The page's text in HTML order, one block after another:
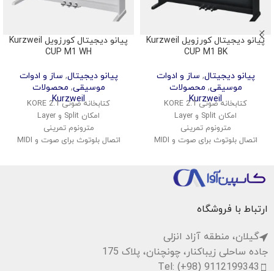
پیانو دیجیتال کورزویل Kurzweil
CUP M1 BK
پیانو دیجیتال, ساز و ادوات
موسیقی, محصولات
Kurzweil
کتابخانه صوتی KORE 2.1
امکان Split و Layer
مترونوم تمرینی
اتصال بلوتوث برای صوت و MIDI
کنترل پنل ساده و کاربرپسند
پیانو دیجیتال کورزویل Kurzweil
CUP M1 WH
پیانو دیجیتال, ساز و ادوات
موسیقی, محصولات
Kurzweil
کتابخانه صوتی KORE 2.1
امکان Split و Layer
مترونوم تمرینی
اتصال بلوتوث برای صوت و MIDI
ارتباط با فروشگاه
گیلان، منطقه آزاد انزلی
جاده ساحلی زیباکنار، چونچنان، پلاک 175
Tel: (+98) 9112199343